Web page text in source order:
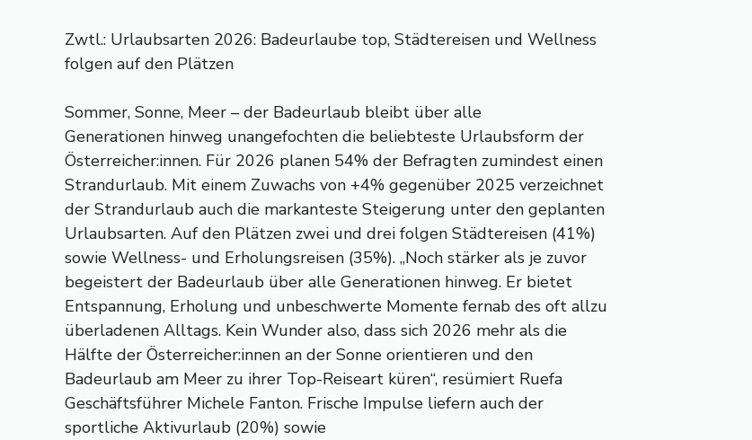
Zwtl.: Urlaubsarten 2026: Badeurlaube top, Städtereisen und Wellness
folgen auf den Plätzen
Sommer, Sonne, Meer – der Badeurlaub bleibt über alle
Generationen hinweg unangefochten die beliebteste Urlaubsform der
Österreicher:innen. Für 2026 planen 54% der Befragten zumindest einen
Strandurlaub. Mit einem Zuwachs von +4% gegenüber 2025 verzeichnet
der Strandurlaub auch die markanteste Steigerung unter den geplanten
Urlaubsarten. Auf den Plätzen zwei und drei folgen Städtereisen (41%)
sowie Wellness- und Erholungsreisen (35%). „Noch stärker als je zuvor
begeistert der Badeurlaub über alle Generationen hinweg. Er bietet
Entspannung, Erholung und unbeschwerte Momente fernab des oft allzu
überladenen Alltags. Kein Wunder also, dass sich 2026 mehr als die
Hälfte der Österreicher:innen an der Sonne orientieren und den
Badeurlaub am Meer zu ihrer Top-Reiseart küren“, resümiert Ruefa
Geschäftsführer Michele Fanton. Frische Impulse liefern auch der
sportliche Aktivurlaub (20%) sowie